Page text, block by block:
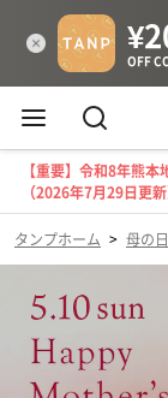
【重要】令和8年熊
（2026年7月29日更新
タンプホーム > 母の